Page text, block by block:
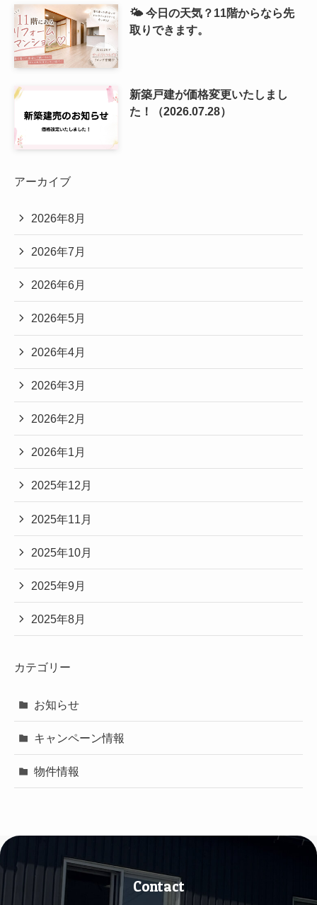
🌤️ 今日の天気？11階からなら先
取りできます。
新築戸建が価格変更いたしまし
た！（2026.07.28）
アーカイブ
2026年8月
2026年7月
2026年6月
2026年5月
2026年4月
2026年3月
2026年2月
2026年1月
2025年12月
2025年11月
2025年10月
2025年9月
2025年8月
カテゴリー
お知らせ
キャンペーン情報
物件情報
Contact